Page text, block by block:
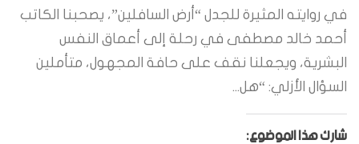
في روايته المثيرة للجدل “أرض السافلين”، يصحبنا الكاتب
أحمد خالد مصطفى في رحلة إلى أعماق النفس
البشرية، ويجعلنا نقف على حافة المجهول، متأملين
السؤال الأزلي: “هل...
شارك هذا الموضوع: